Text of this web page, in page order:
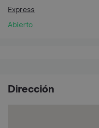
Express
Abierto
Dirección